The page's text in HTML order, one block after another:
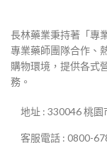
長林藥業秉持著「專
專業藥師團隊合作、
購物環境，提供各式
務。
地址 : 330046 桃
客服電話 : 0800-